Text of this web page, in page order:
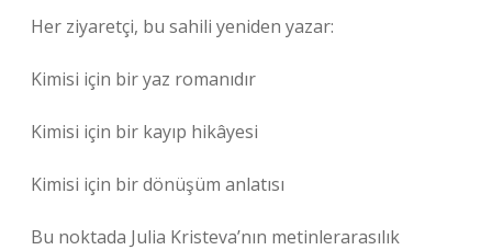
Her ziyaretçi, bu sahili yeniden yazar:
Kimisi için bir yaz romanıdır
Kimisi için bir kayıp hikâyesi
Kimisi için bir dönüşüm anlatısı
Bu noktada Julia Kristeva’nın metinlerarasılık